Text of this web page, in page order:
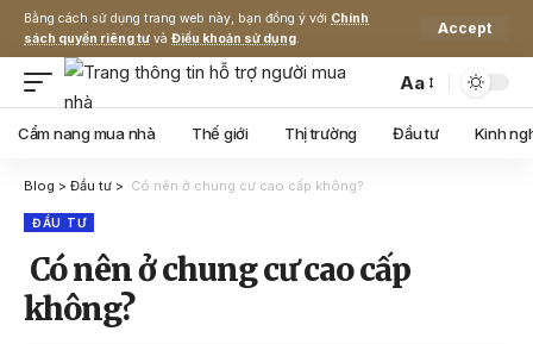
Bằng cách sử dụng trang web này, bạn đồng ý với Chính
sách quyền riêng tư và Điều khoản sử dụng.
Accept
Aa
Cẩm nang mua nhà Thế giới Thị trường Đầu tư Kinh
Blog > Đầu tư > Có nên ở chung cư cao cấp không?
ĐẦU TƯ
Có nên ở chung cư cao cấp
không?